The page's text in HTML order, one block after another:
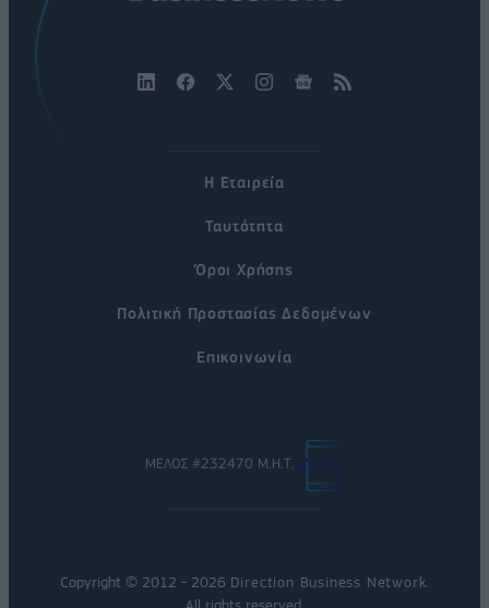
Η Εταιρεία
Ταυτότητα
Όροι Χρήσης
Πολιτική Προστασίας Δεδομένων
Επικοινωνία
ΜΕΛΟΣ #232470 Μ.Η.Τ.
Copyright © 2012 - 2026 Direction Business Network
All rights reserved.